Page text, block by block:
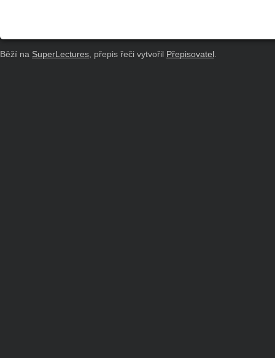
Běží na SuperLectures, přepis řeči vytvořil Přepisovatel .